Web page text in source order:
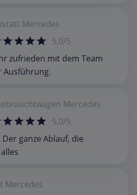
Mercedes
5,0/5
zufrieden mit dem Team
Ausführung.
Mercedes
5,0/5
ganze Ablauf, die
Mercedes